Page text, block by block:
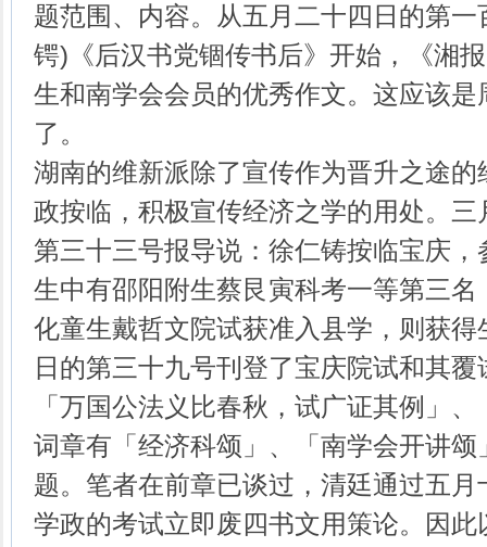
题范围、内容。从五月二十四日的第
锷)《后汉书党锢传书后》开始，《湘
生和南学会会员的优秀作文。这应该
了。
湖南的维新派除了宣传作为晋升之途
政按临，积极宣传经济之学的用处。
第三十三号报导说：徐仁铸按临宝庆
生中有邵阳附生蔡艮寅科考一等第三
化童生戴哲文院试获准入县学，则获
日的第三十九号刊登了宝庆院试和其
「万国公法义比春秋，试广证其例」
词章有「经济科颂」、「南学会开讲
题。笔者在前章已谈过，清廷通过五
学政的考试立即废四书文用策论。因